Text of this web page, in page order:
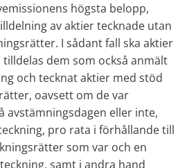
högsta belopp,
av aktier tecknade utan
I sådant fall ska aktier
dem som också anmält
och tecknat aktier med stöd
oavsett om de var
avstämningsdagen eller inte,
pro rata i förhållande till
som var och en
samt i andra hand